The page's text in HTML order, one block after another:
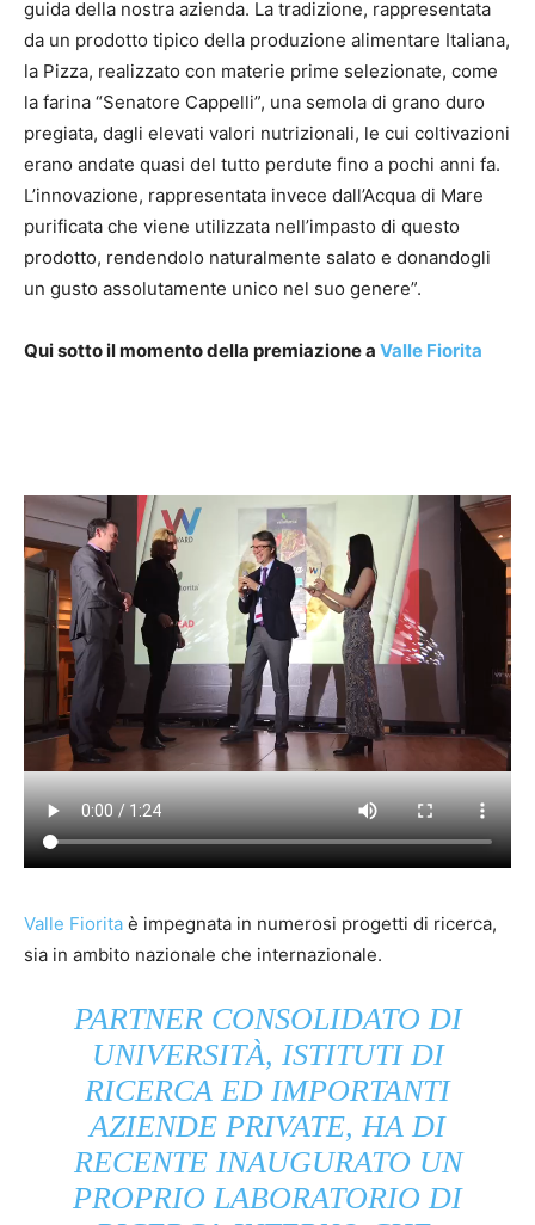
guida della nostra azienda. La tradizione, rappresentata
da un prodotto tipico della produzione alimentare Italiana,
la Pizza, realizzato con materie prime selezionate, come
la farina “Senatore Cappelli”, una semola di grano duro
pregiata, dagli elevati valori nutrizionali, le cui coltivazioni
erano andate quasi del tutto perdute fino a pochi anni fa.
L’innovazione, rappresentata invece dall’Acqua di Mare
purificata che viene utilizzata nell’impasto di questo
prodotto, rendendolo naturalmente salato e donandogli
un gusto assolutamente unico nel suo genere”.
Qui sotto il momento della premiazione a Valle Fiorita
Valle Fiorita è impegnata in numerosi progetti di ricerca,
sia in ambito nazionale che internazionale.
PARTNER CONSOLIDATO DI
UNIVERSITÀ, ISTITUTI DI
RICERCA ED IMPORTANTI
AZIENDE PRIVATE, HA DI
RECENTE INAUGURATO UN
PROPRIO LABORATORIO DI